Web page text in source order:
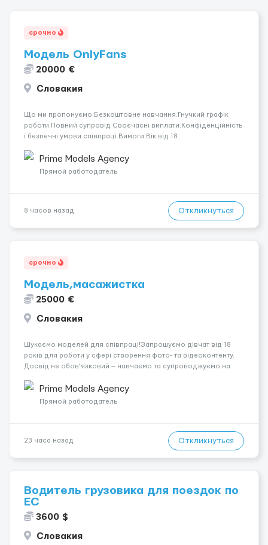
срочно
Модель OnlyFans
20000 €
Словакия
Що ми пропонуємо:Безкоштовне навчання.Гнучкий графік
роботи.Повний супровід Своєчасні виплати.Конфіденційність
і безпечні умови співпраці.Вимоги:Вік від 18
розвиватися.Досвід не обов’язковий.Якщо вас зацікавила
вакансія — залишайте відгук, і ми зв’яжемося ...
Prime Models Agency
Прямой работодатель
8 часов назад Откликнуться
срочно
Модель,масажистка
25000 €
Словакия
Шукаємо моделей для співпраці!Запрошуємо дівчат від 18
років для роботи у сфері створення фото- та відеоконтенту.
Досвід не обов’язковий — навчаємо та супроводжуємо на
конфіденційність і професійну підтримку. Працюємо офіційно,
поважаємо особ...
Prime Models Agency
Прямой работодатель
23 часа назад Откликнуться
Водитель грузовика для поездок по
ЕС
3600 $
Словакия